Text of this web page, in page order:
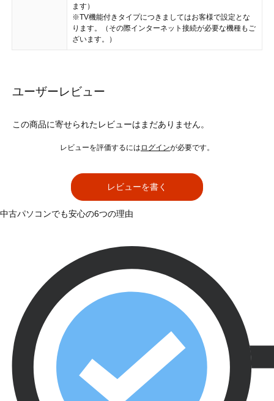
ます）
※TV機能付きタイプにつきましてはお客様で設定とな
ります。（その際インターネット接続が必要な機種もご
ざいます。）
ユーザーレビュー
この商品に寄せられたレビューはまだありません。
レビューを評価するには ログインが必要です。
レビューを書く
中古パソコンでも安心の6つの理由